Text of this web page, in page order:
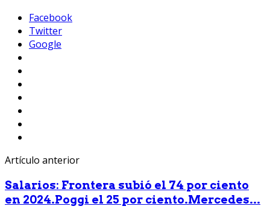
Facebook
Twitter
Google
Artículo anterior
Salarios: Frontera subió el 74 por ciento
en 2024.Poggi el 25 por ciento.Mercedes...